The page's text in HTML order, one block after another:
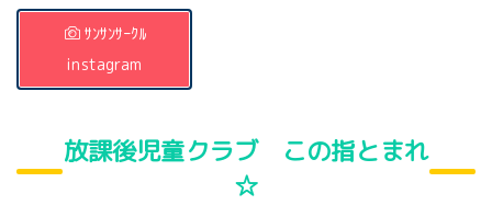
ｻﾝｻﾝｻｰｸﾙ
instagram
放課後児童クラブ この指とまれ
☆